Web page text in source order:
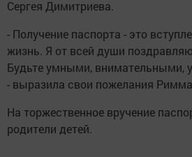
Сергея Димитриева.
- Получение паспорта - это
жизнь. Я от всей души
Будьте умными, внимательными,
- выразила свои пожелания
На торжественное вручение
родители детей.